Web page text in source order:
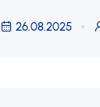
26.08.2025